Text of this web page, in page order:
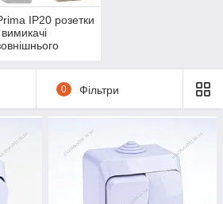
IP20 розетки
вимикачі
0 Фільтри